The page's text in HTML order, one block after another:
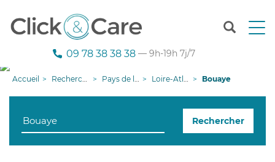
T
n
g
09 78 38 38 38 — 9h-19h 7j/7
Accueil Recherche aide à domicile Pays de la Loire Loire-Atlantique Bouaye
Rechercher